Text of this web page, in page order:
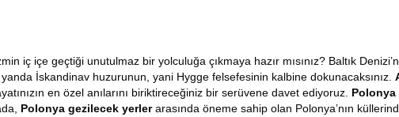
iç içe geçtiği unutulmaz bir yolculuğa çıkmaya hazır mısınız? Baltık
İskandinav huzurunun, yani Hygge felsefesinin kalbine dokunacaksınız.
en özel anılarını biriktireceğiniz bir serüvene davet ediyoruz. Polonya
Polonya gezilecek yerlerarasında öneme sahip olan Polonya’nın